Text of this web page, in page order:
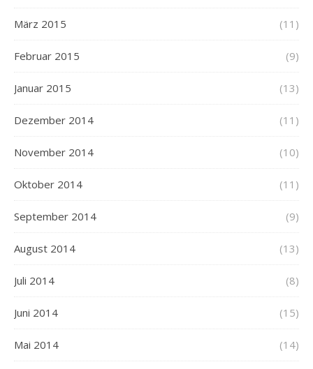
März 2015 (11)
Februar 2015 (9)
Januar 2015 (13)
Dezember 2014 (11)
November 2014 (10)
Oktober 2014 (11)
September 2014 (9)
August 2014 (13)
Juli 2014 (8)
Juni 2014 (15)
Mai 2014 (14)